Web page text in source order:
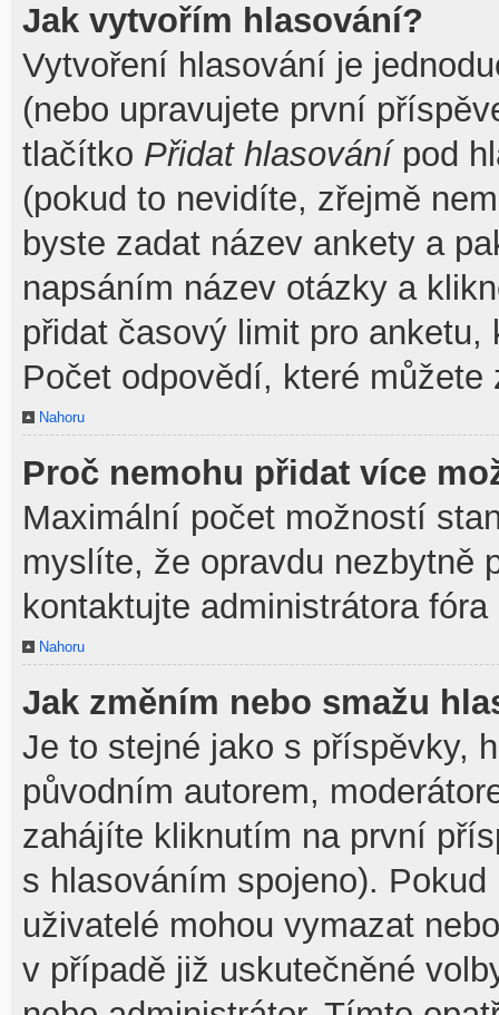
Jak vytvořím hlasování?
Vytvoření hlasování je
(nebo upravujete první
tlačítko Přidat hlasovánípod
(pokud to nevidíte, zřejmě
byste zadat název ankety a
napsáním název otázky a
přidat časový limit pro
Počet odpovědí, které
Nahoru
Proč nemohu přidat více
Maximální počet možností
myslíte, že opravdu nezbytně
kontaktujte administrátora
Nahoru
Jak změním nebo smažu
Je to stejné jako s příspěvky,
původním autorem,
zahájíte kliknutím na první
s hlasováním spojeno).
uživatelé mohou vymazat
v případě již uskutečněné